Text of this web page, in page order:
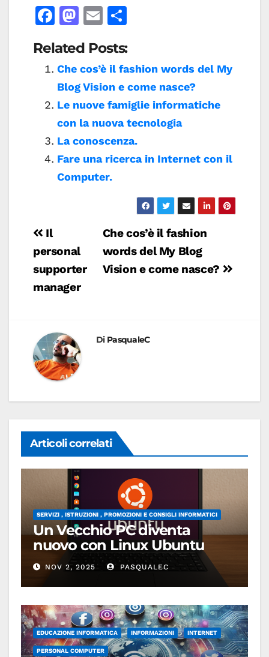
F
c
e
b
o
o
k
M
st
o
d
o
n
E
ai
l
n
di
vi
di
Related Posts:
Che cos’è il fashion words del My
Blog Vision e come nasce?
Le nuove famiglie informatiche
con la nuova tecnologia
La conoscenza.
Fare una ricerca in Internet con il
Computer.
Navigazione
articoli
Che cos’è il fashion
words del My Blog
Vision e come nasce?
Il
personal
supporter
manager
Di PasqualeC
Articoli correlati
SERVIZI , ISTRUZIONI , PROMOZIONI E CONSIGLI INFORMATICI
Un Vecchio PC diventa
nuovo con Linux Ubuntu
NOV 2, 2025 PASQUALEC
EDUCAZIONE INFORMATICA INFORMAZIONI INTERNET
PERSONAL COMPUTER